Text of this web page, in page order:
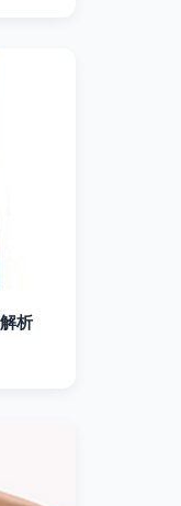
析